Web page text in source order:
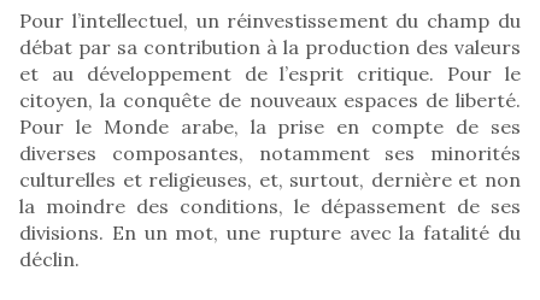
Pour l’intellectuel, un réinvestissement du champ du
débat par sa contribution à la production des valeurs
et au développement de l’esprit critique. Pour le
citoyen, la conquête de nouveaux espaces de liberté.
Pour le Monde arabe, la prise en compte de ses
diverses composantes, notamment ses minorités
culturelles et religieuses, et, surtout, dernière et non
la moindre des conditions, le dépassement de ses
divisions. En un mot, une rupture avec la fatalité du
déclin.